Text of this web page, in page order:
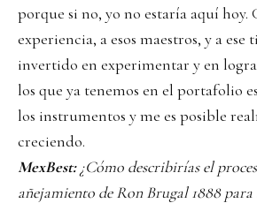
porque si no, yo no estaría aquí hoy.
experiencia, a esos maestros, y a
invertido en experimentar y en
los que ya tenemos en el portafolio
los instrumentos y me es posible
creciendo.
MexBest: ¿Cómo describirías el
añejamiento de Ron Brugal 1888 para